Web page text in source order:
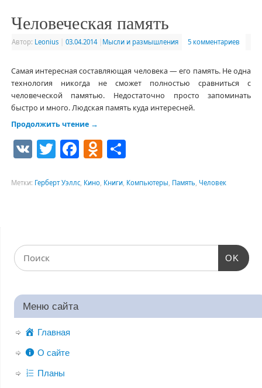
Человеческая память
Автор: Leonius 03.04.2014 Мысли и размышления 5 комментариев
Самая интересная составляющая человека — его память. Не одна
технология никогда не сможет полностью сравниться с
человеческой памятью. Недостаточно просто запоминать
быстро и много. Людская память куда интересней.
Продолжить чтение →
VKTwitter
Facebook
Odnoklassniki
Отправить
Метки: Герберт Уэллс, Кино, Книги, Компьютеры, Память, Человек
OK
Меню сайта
Главная
О сайте
Планы